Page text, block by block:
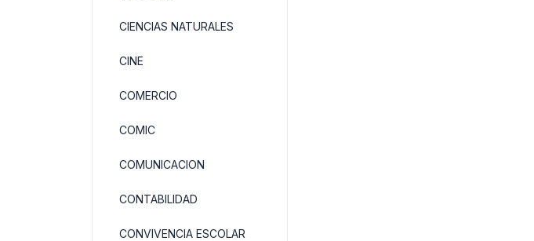
CIENCIAS NATURALES
CINE
COMERCIO
COMIC
COMUNICACION
CONTABILIDAD
CONVIVENCIA ESCOLAR